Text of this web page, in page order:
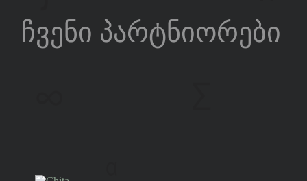
ჩვენი პარტნიორები